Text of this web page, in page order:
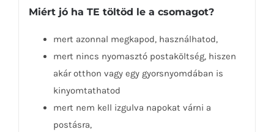
Miért jó ha TE töltöd le a csomagot?
mert azonnal megkapod, használhatod,
mert nincs nyomasztó postaköltség, hiszen
akár otthon vagy egy gyorsnyomdában is
kinyomtathatod
mert nem kell izgulva napokat várni a
postásra,